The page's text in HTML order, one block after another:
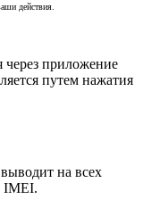
действия.
через приложение
путем нажатия
на всех
IMEI.